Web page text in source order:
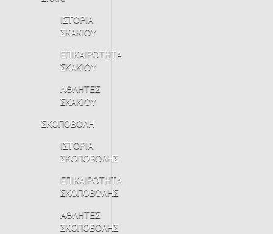
ΙΣΤΟΡΙΑ
ΣΚΑΚΙΟΥ
ΕΠΙΚΑΙΡΟΤΗΤΑ
ΣΚΑΚΙΟΥ
ΑΘΛΗΤΕΣ
ΣΚΑΚΙΟΥ
ΣΚΟΠΟΒΟΛΗ
ΙΣΤΟΡΙΑ
ΣΚΟΠΟΒΟΛΗΣ
ΕΠΙΚΑΙΡΟΤΗΤΑ
ΣΚΟΠΟΒΟΛΗΣ
ΑΘΛΗΤΕΣ
ΣΚΟΠΟΒΟΛΗΣ